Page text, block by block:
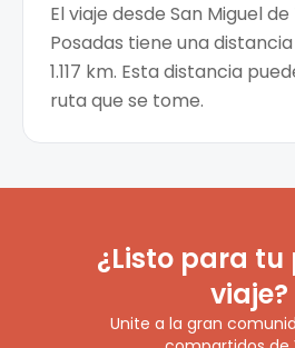
El viaje desde San Miguel
Posadas tiene una
1.117 km. Esta distancia
ruta que se tome.
¿Listo para tu
viaje?
Unite a la gran